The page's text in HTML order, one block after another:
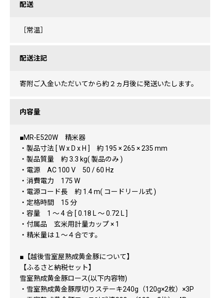
配送
［常温］
配送注記
寄附ご入金いただいてから約２ヵ月後に発送いたします。
内容量
■MR-E520W 精米器
・製品寸法 [ W x D x H ] 約 195 × 265 × 235 mm
・製品質量 約 3.3 kg( 製品のみ )
・電源 AC 100 V 50 / 60 Hz
・消費電力 175 W
・電源コード長 約 1.4 m( コードリール式 )
・定格時間 15 分
・容量 1 ～ 4 合 [ 0.18 L ～ 0.72 L ]
・付属品 玄米用計量カップ × 1
・精米量は１～４合です。
■【越後雪室屋熟成黄金豚について】
【ふるさと納税セット】
雪室熟成黄金豚ロース(以下内容物)
・雪室熟成黄金豚厚切りステーキ240g（120g×2枚）×3P